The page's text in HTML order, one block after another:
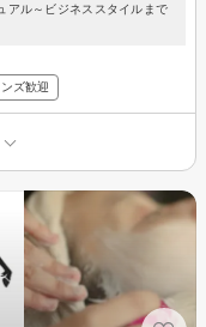
アル～ビジネススタイルまで
ンズ歓迎